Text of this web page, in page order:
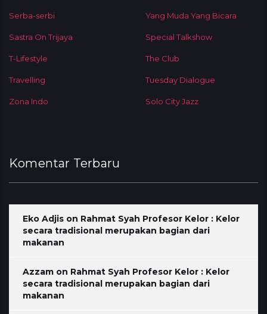
Serba-serbi Yang Muda Yang Bicara
Sastra On Trijaya Special Talkshow
T-Lifestyle The Club
Travelling Tuesday Dialogue
Zona Indo Solo City Jazz
Komentar Terbaru
Eko Adjis on Rahmat Syah Profesor Kelor : Kelor
secara tradisional merupakan bagian dari
makanan
Azzam on Rahmat Syah Profesor Kelor : Kelor
secara tradisional merupakan bagian dari
makanan